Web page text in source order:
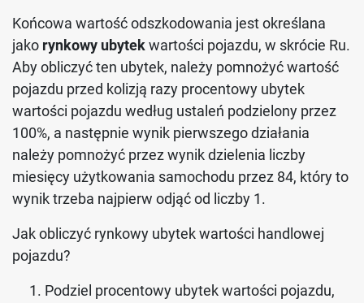
Końcowa wartość odszkodowania jest określana
jako rynkowy ubytekwartości pojazdu, w skrócie Ru.
Aby obliczyć ten ubytek, należy pomnożyć wartość
pojazdu przed kolizją razy procentowy ubytek
wartości pojazdu według ustaleń podzielony przez
100%, a następnie wynik pierwszego działania
należy pomnożyć przez wynik dzielenia liczby
miesięcy użytkowania samochodu przez 84, który to
wynik trzeba najpierw odjąć od liczby 1.
Jak obliczyć rynkowy ubytek wartości handlowej
pojazdu?
Podziel procentowy ubytek wartości pojazdu,